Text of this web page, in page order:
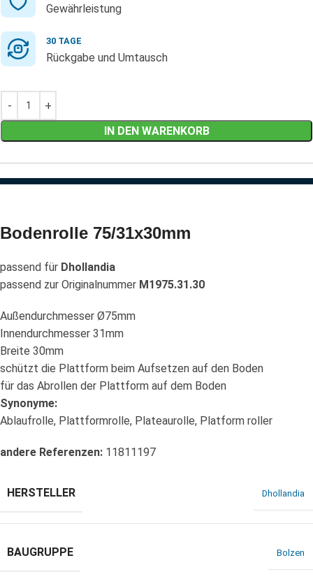
Gewährleistung
30 TAGE
Rückgabe und Umtausch
IN DEN WARENKORB
Bodenrolle 75/31x30mm
passend für Dhollandia
passend zur Originalnummer M1975.31.30
Außendurchmesser Ø75mm
Innendurchmesser 31mm
Breite 30mm
schützt die Plattform beim Aufsetzen auf den Boden
für das Abrollen der Plattform auf dem Boden
Synonyme:
Ablaufrolle, Plattformrolle, Plateaurolle, Platform roller
andere Referenzen: 11811197
HERSTELLER Dhollandia
BAUGRUPPE Bolzen